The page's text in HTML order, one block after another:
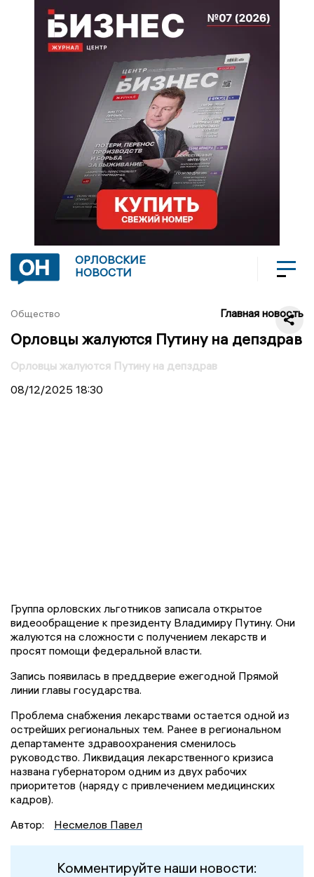
ОРЛОВСКИЕ
НОВОСТИ
Общество Главная новость
Орловцы жалуются Путину на депздрав
Орловцы жалуются Путину на депздрав
08/12/2025 18:30
Группа орловских льготников записала открытое
видеообращение к президенту Владимиру Путину. Они
жалуются на сложности с получением лекарств и
просят помощи федеральной власти.
Запись появилась в преддверие ежегодной Прямой
линии главы государства.
Проблема снабжения лекарствами остается одной из
острейших региональных тем. Ранее в региональном
департаменте здравоохранения сменилось
руководство. Ликвидация лекарственного кризиса
названа губернатором одним из двух рабочих
приоритетов (наряду с привлечением медицинских
кадров).
Автор:
Несмелов Павел
Комментируйте наши новости: